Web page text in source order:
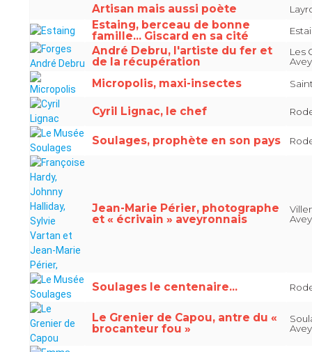
Artisan mais aussi poète
Estaing, berceau de bonne
famille... Giscard en sa cité
André Debru, l'artiste du fer et
de la récupération
Les
Micropolis, maxi-insectes
Cyril Lignac, le chef
Soulages, prophète en son pays
Jean-Marie Périer, photographe
et « écrivain » aveyronnais
Soulages le centenaire...
Le Grenier de Capou, antre du «
brocanteur fou »